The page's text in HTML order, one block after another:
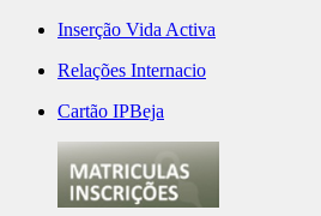
Inserção Vida Activa
Relações Internacio
Cartão IPBeja